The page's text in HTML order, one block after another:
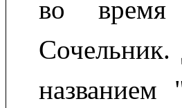
во
названием